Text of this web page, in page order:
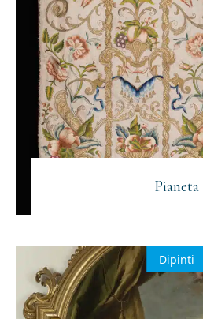
Pianeta
Dipinti